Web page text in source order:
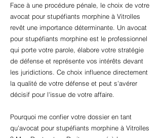
Face à une procédure pénale, le choix de votre
avocat pour stupéfiants morphine à Vitrolles
revêt une importance déterminante. Un avocat
pour stupéfiants morphine est le professionnel
qui porte votre parole, élabore votre stratégie
de défense et représente vos intérêts devant
les juridictions. Ce choix influence directement
la qualité de votre défense et peut s'avérer
décisif pour l'issue de votre affaire.
Pourquoi me confier votre dossier en tant
qu'avocat pour stupéfiants morphine à Vitrolles